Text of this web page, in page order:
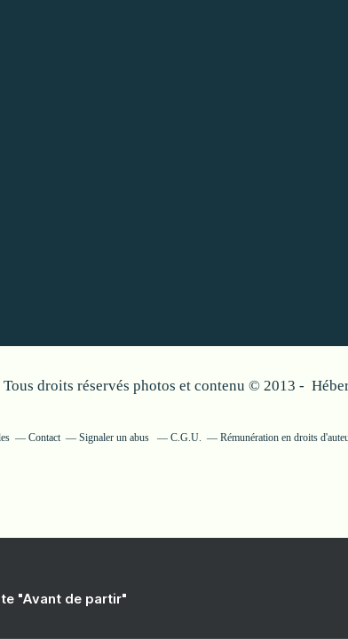
droits réservés photos et contenu © 2013 -
Contact Signaler un abus C.G.U. Rémunération en droits
"Avant de partir"